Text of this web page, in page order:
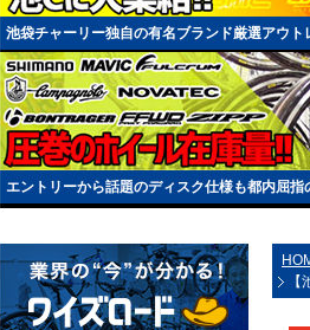
池袋チャーリー独自の有名ブランド厳選アウト
エントリーから話題のディスク仕様も都内屈指